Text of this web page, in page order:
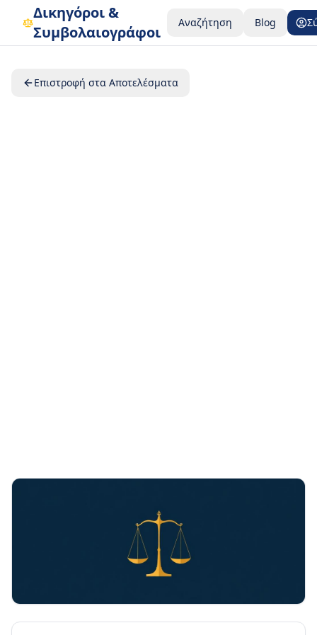
Δικηγόροι &
Συμβολαιογράφοι
Αναζήτηση Blog
Επιστροφή στα Αποτελέσματα